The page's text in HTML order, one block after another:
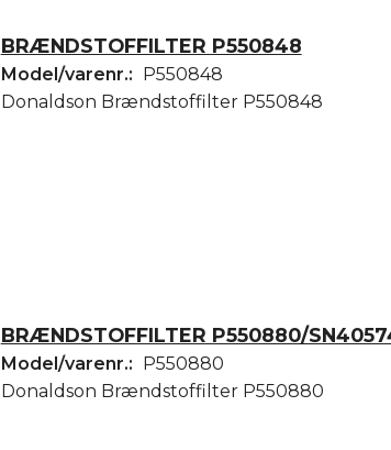
BRÆNDSTOFFILTER P550848
Model/varenr.:
P550848
Donaldson Brændstoffilter P550848
BRÆNDSTOFFILTER P550880/
Model/varenr.:
P550880
Donaldson Brændstoffilter P550880